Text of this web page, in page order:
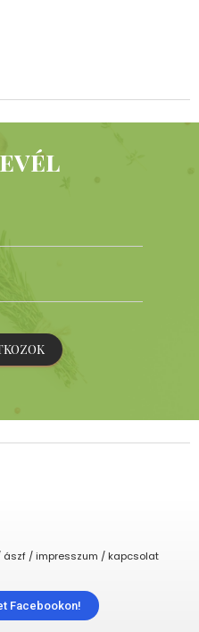
/ impresszum / kapcsolat
Facebookon!